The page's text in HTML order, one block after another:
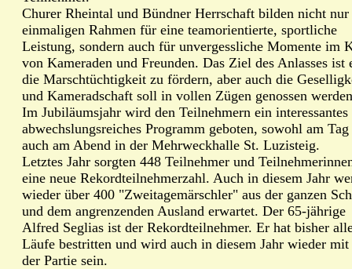
Churer Rheintal und Bündner Herrschaft bilden nicht nur
einmaligen Rahmen für eine teamorientierte, sportliche
Leistung, sondern auch für unvergessliche Momente im
von Kameraden und Freunden. Das Ziel des Anlasses ist
die Marschtüchtigkeit zu fördern, aber auch die
und Kameradschaft soll in vollen Zügen genossen
Im Jubiläumsjahr wird den Teilnehmern ein interessantes
abwechslungsreiches Programm geboten, sowohl am
auch am Abend in der Mehrweckhalle St. Luzisteig.
Letztes Jahr sorgten 448 Teilnehmer und
eine neue Rekordteilnehmerzahl. Auch in diesem Jahr
wieder über 400 "Zweitagemärschler" aus der ganzen
und dem angrenzenden Ausland erwartet. Der 65-jährige
Alfred Seglias ist der Rekordteilnehmer. Er hat bisher
Läufe bestritten und wird auch in diesem Jahr wieder
der Partie sein.